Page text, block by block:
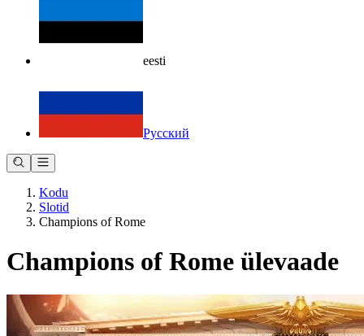
eesti
Русский
Kodu
Slotid
Champions of Rome
Champions of Rome ülevaade